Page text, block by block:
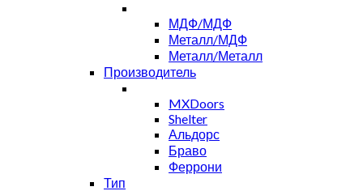
МДФ/МДФ
Металл/МДФ
Металл/Металл
Производитель
MXDoors
Shelter
Альдорс
Браво
Феррони
Тип